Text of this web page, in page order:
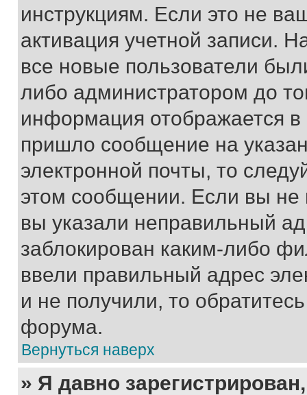
инструкциям. Если это не
активация учетной записи.
все новые пользователи
либо администратором до
информация отображается
пришло сообщение на
электронной почты, то
этом сообщении. Если вы
вы указали неправильный
заблокирован каким-либо
ввели правильный адрес
и не получили, то
форума.
Вернуться наверх
» Я давно